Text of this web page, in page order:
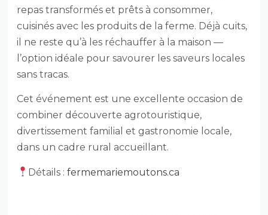
repas transformés et prêts à consommer,
cuisinés avec les produits de la ferme. Déjà cuits,
il ne reste qu’à les réchauffer à la maison —
l’option idéale pour savourer les saveurs locales
sans tracas.
Cet événement est une excellente occasion de
combiner découverte agrotouristique,
divertissement familial et gastronomie locale,
dans un cadre rural accueillant.
Détails : fermemariemoutons.ca